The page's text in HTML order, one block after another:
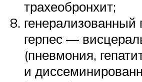
трахеобронхит;
генерализованный
герпес —
(пневмония,
и